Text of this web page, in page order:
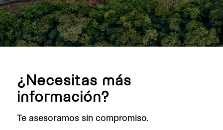
¿Necesitas más
información?
Te asesoramos sin compromiso.